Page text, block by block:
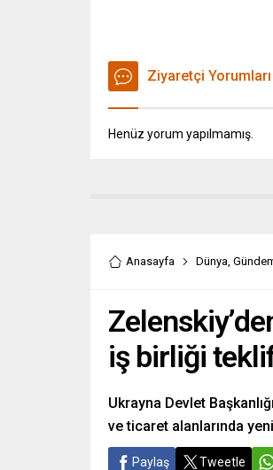
Ziyaretçi
Henüz yorum yapılmamış.
Anasayfa Dünya
iş birliği
Ukrayna Devlet
ve ticaret alanlarında
Paylaş Tweetle